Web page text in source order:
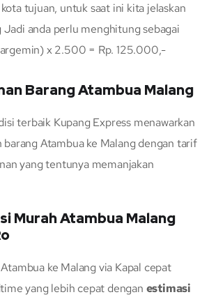
tujuan, untuk saat ini kita jelaskan
anda perlu menghitung sebagai
x 2.500 = Rp. 125.000,-
Barang Atambua Malang
terbaik Kupang Express menawarkan
barang Atambua ke Malang dengan tarif
yang tentunya memanjakan
Murah Atambua Malang
ke Malang via Kapal cepat
yang lebih cepat dengan estimasi